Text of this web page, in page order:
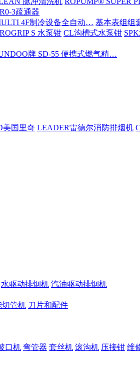
3疏通器
4F制冷设备全自动… 基本表组组
ROGRIP S 水泵钳 CL沟槽式水泵钳
牌 SD-55 便携式燃气精…
美国里奇 LEADER雷德尔消防排烟机
水驱动排烟机 汽油驱动排烟机
切管机 刀片和配件
口机 弯管器 套丝机 滚沟机 压接钳 维